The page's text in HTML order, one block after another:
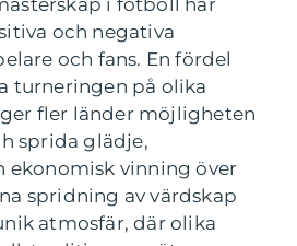
i fotboll har
och negativa
och fans. En fördel
turneringen på olika
fler länder möjligheten
sprida glädje,
ekonomisk vinning över
spridning av värdskap
atmosfär, där olika